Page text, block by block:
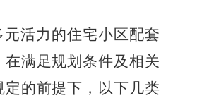
元活力的住宅小区配套
在满足规划条件及相关
定的前提下，以下几类